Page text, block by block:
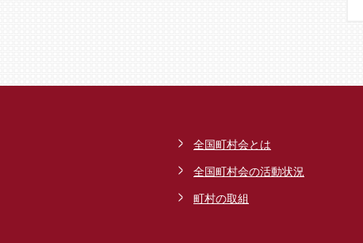
全国町村会とは
全国町村会の活動状況
町村の取組